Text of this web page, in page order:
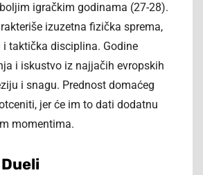
igračkim godinama (27-28).
izuzetna fizička sprema,
taktička disciplina. Godine
i iskustvo iz najjačih evropskih
i snagu. Prednost domaćeg
jer će im to dati dodatnu
momentima.